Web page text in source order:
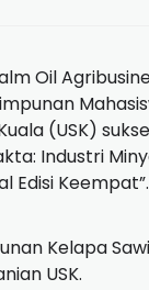
Oil
(USK)
Industri
Edisi Keempat”.
Kelapa
USK.